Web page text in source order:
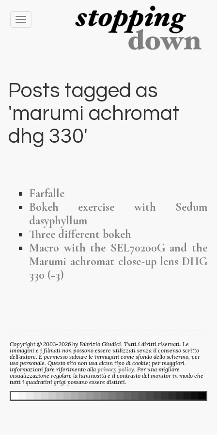
Toggle
navigation
Posts tagged as
'marumi achromat
dhg 330'
Farfalle
Bokeh exercise with Sedum
dasyphyllum
Three different bokeh
Macro with the SEL70200G and the
Marumi achromat close-up lens DHG
330 (+3)
Copyright © 2003-2026 by Fabrizio Giudici. Tutti i diritti riservati. Le
immagini e i filmati non possono essere utilizzati senza il consenso scritto
dell'autore. È permesso salvare le immagini come sfondo dello schermo, per
uso personale. Questo sito non usa alcun tipo di cookie; per maggiori
informazioni fare riferimento allaprivacy policy. Per una migliore
visualizzazione regolare la luminosità e il contrasto del monitor in modo che
tutti i quadratini grigi possano essere distinti.